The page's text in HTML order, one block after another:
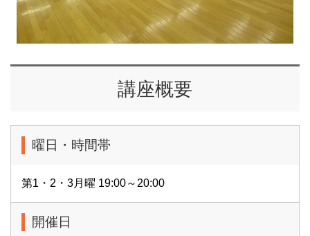
講座概要
曜日・時間帯
第1・2・3月曜 19:00～20:00
開催日